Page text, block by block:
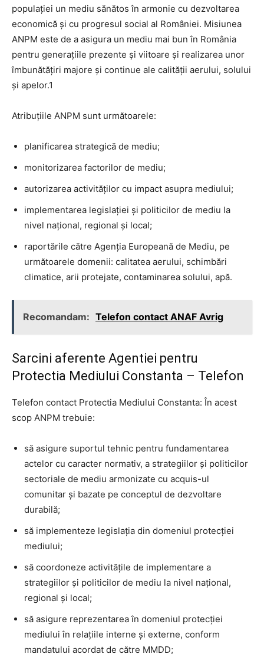
populației un mediu sănătos în armonie cu dezvoltarea
economică și cu progresul social al României. Misiunea
ANPM este de a asigura un mediu mai bun în România
pentru generațiile prezente și viitoare și realizarea unor
îmbunătățiri majore și continue ale calității aerului, solului
și apelor.1
Atribuțiile ANPM sunt următoarele:
planificarea strategică de mediu;
monitorizarea factorilor de mediu;
autorizarea activităților cu impact asupra mediului;
implementarea legislației și politicilor de mediu la
nivel național, regional și local;
raportările către Agenția Europeană de Mediu, pe
următoarele domenii: calitatea aerului, schimbări
climatice, arii protejate, contaminarea solului, apă.
Recomandam: Telefon contact ANAF Avrig
Sarcini aferente Agentiei pentru
Protectia Mediului Constanta – Telefon
Telefon contact Protectia Mediului Constanta: În acest
scop ANPM trebuie:
să asigure suportul tehnic pentru fundamentarea
actelor cu caracter normativ, a strategiilor și politicilor
sectoriale de mediu armonizate cu acquis-ul
comunitar și bazate pe conceptul de dezvoltare
durabilă;
să implementeze legislația din domeniul protecției
mediului;
să coordoneze activitățile de implementare a
strategiilor și politicilor de mediu la nivel național,
regional și local;
să asigure reprezentarea în domeniul protecției
mediului în relațiile interne și externe, conform
mandatului acordat de către MMDD;